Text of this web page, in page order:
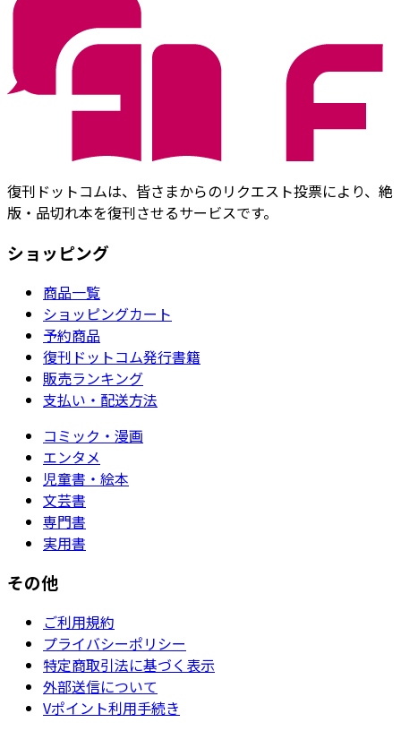
復刊ドットコムは、皆さまからのリクエスト投票により、絶
版・品切れ本を復刊させるサービスです。
ショッピング
商品一覧
ショッピングカート
予約商品
復刊ドットコム発行書籍
販売ランキング
支払い・配送方法
コミック・漫画
エンタメ
児童書・絵本
文芸書
専門書
実用書
その他
ご利用規約
プライバシーポリシー
特定商取引法に基づく表示
外部送信について
Vポイント利用手続き